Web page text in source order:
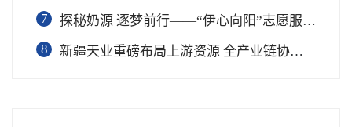
7
​探秘奶源 逐梦前行——“伊心向阳”志愿服务队开展幼儿园科普公益志愿活动
8
新疆天业重磅布局上游资源 全产业链协同再塑成长新动能